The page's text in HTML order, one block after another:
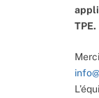
TPE.